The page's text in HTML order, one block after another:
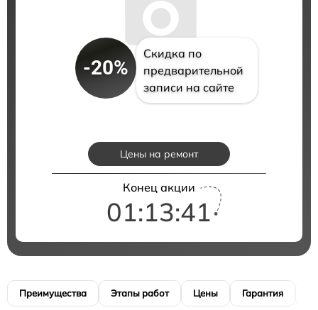
-20%
Скидка по
предварительной
записи на сайте
Цены на ремонт
Конец акции
01:13:40
Преимущества Этапы работ Цены Гарантия